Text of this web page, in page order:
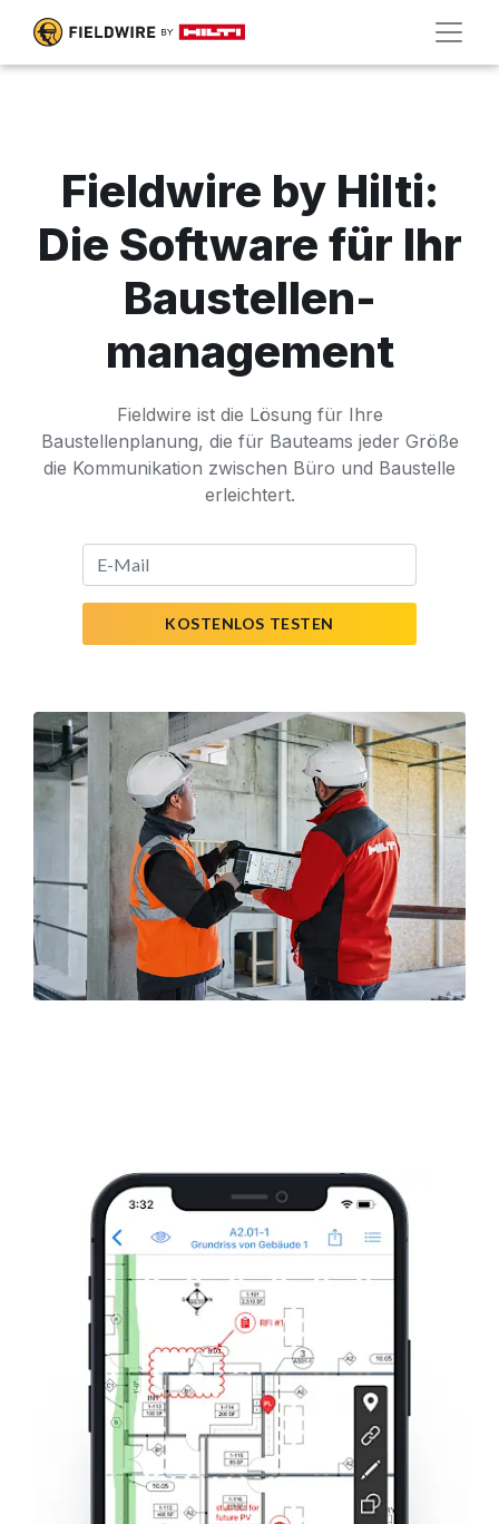
Fieldwire by Hilti:
Die Software für Ihr
Baustellen-
management
Fieldwire ist die Lösung für Ihre
Baustellenplanung, die für Bauteams jeder Größe
die Kommunikation zwischen Büro und Baustelle
erleichtert.
KOSTENLOS TESTEN